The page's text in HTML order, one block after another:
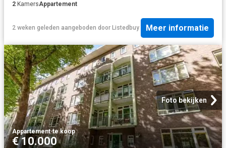
2 KamersAppartement
2 weken geleden aangeboden door Listedbuy Meer informatie
Foto bekijken
Appartement·te koop
€ 10.000